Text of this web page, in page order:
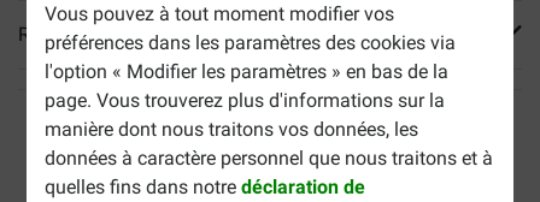
Vous pouvez à tout moment modifier vos
préférences dans les paramètres des cookies via
l'option « Modifier les paramètres » en bas de la
page. Vous trouverez plus d'informations sur la
manière dont nous traitons vos données, les
données à caractère personnel que nous traitons et à
quelles fins dans notredéclaration de
Reviews